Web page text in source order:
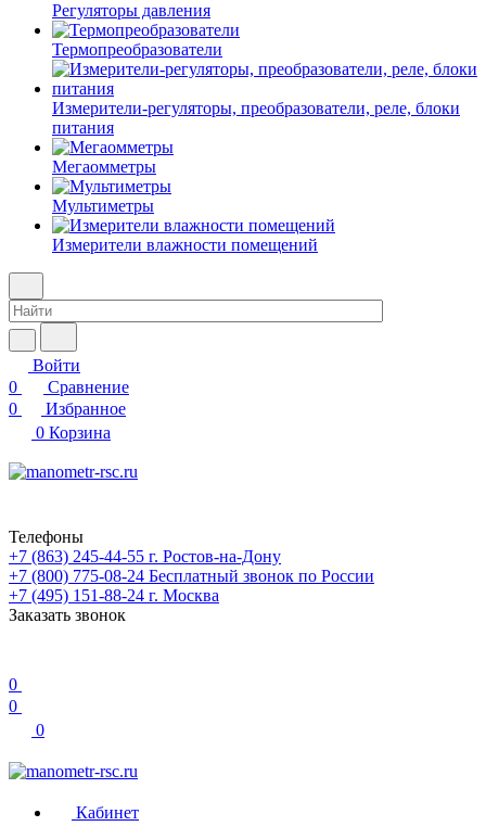
Регуляторы давления
Термопреобразователи
Измерители-регуляторы, преобразователи, реле, блоки
питания
Мегаомметры
Мультиметры
Измерители влажности помещений
Войти
0
Сравнение
0
Избранное
0 Корзина
Телефоны
+7 (863) 245-44-55 г. Ростов-на-Дону
+7 (800) 775-08-24 Бесплатный звонок по России
+7 (495) 151-88-24 г. Москва
Заказать звонок
0
0
0
Кабинет